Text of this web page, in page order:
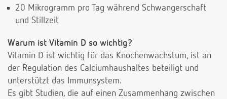
20 Mikrogramm pro Tag während Schwangerschaft
und Stillzeit
Warum ist Vitamin D so wichtig?
Vitamin D ist wichtig für das Knochenwachstum, ist an
der Regulation des Calciumhaushaltes beteiligt und
unterstützt das Immunsystem.
Es gibt Studien, die auf einen Zusammenhang zwischen